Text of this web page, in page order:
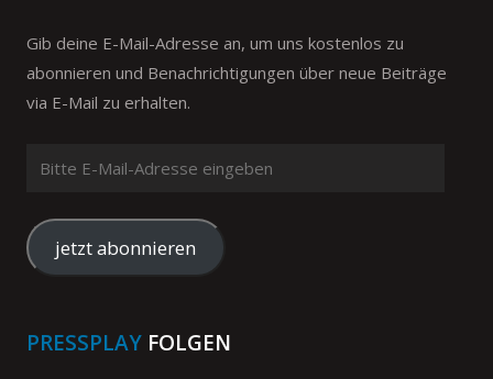
Gib deine E-Mail-Adresse an, um uns kostenlos zu
abonnieren und Benachrichtigungen über neue Beiträge
via E-Mail zu erhalten.
Mail-
Adresse
eingeben
jetzt abonnieren
PRESSPLAY FOLGEN